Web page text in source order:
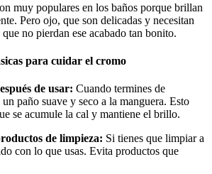
muy populares en los baños porque brillan
Pero ojo, que son delicadas y necesitan
no pierdan ese acabado tan bonito.
para cuidar el cromo
de usar: Cuando termines de
paño suave y seco a la manguera. Esto
se acumule la cal y mantiene el brillo.
de limpieza: Si tienes que limpiar a
con lo que usas. Evita productos que